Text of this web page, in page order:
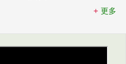
更多